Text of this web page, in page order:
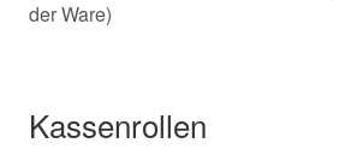
der Ware)
Kassenrollen